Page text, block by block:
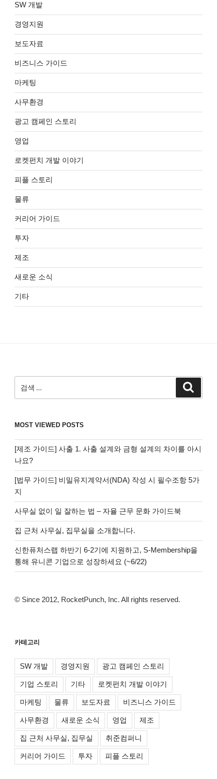
SW 개발
경영지원
보도자료
비즈니스 가이드
마케팅
사무환경
광고 캠페인 스토리
영업
로켓펀치 개발 이야기
피플 스토리
물류
커리어 가이드
투자
제조
새로운 소식
기타
색:
MOST VIEWED POSTS
[제조 가이드] 사출 1. 사출 설계와 금형 설계의 차이를 아시
나요?
[법무 가이드] 비밀유지계약서(NDA) 작성 시 필수조항 5가
지
사무실 없이 일 잘하는 법 – 자율 근무 문화 가이드북
집 근처 사무실, 집무실을 소개합니다.
신한퓨처스랩 하반기 6-2기에 지원하고, S-Membership을
통해 유니콘 기업으로 성장하세요 (~6/22)
© Since 2012, RocketPunch, Inc. All rights reserved.
카테고리
SW 개발 경영지원 광고 캠페인 스토리
기업 스토리 기타 로켓펀치 개발 이야기
마케팅 물류 보도자료 비즈니스 가이드
사무환경 새로운 소식 영업 제조
집 근처 사무실, 집무실 취준컴퍼니
커리어 가이드 투자 피플 스토리